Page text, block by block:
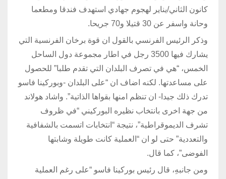
كانون الثاني/يناير لهجوم جهادي استهدف فندقا ومطعما
وحانة واسفر عن 30 قتيلا و70 جريحا.
وذكر الرئيس الفرنسي بالقول ان قوة برخان الفرنسية التي
يشارك فيها 3500 رجل في اطار مجموعة دول الساحل
الخمس، “هي في تصرف البلدان التي تقدم طلبا” للحصول
على مساعدتها. لكنه اضاف ان “على البلدان -وبوركينا فاسو
تدرك ذلك جيدا- ان تنظم امنها بقواها الذاتية”. واشاد هولاند
من جهة اخرى بانتخاب نظيره البوركيني “في ظروف
تشرف الديموقراطية”، نتيجة “انتخابات اتسمت بالشفافية
والتعددية” حتى لو ان “العملية كانت طويلة وشابتها
الفوضى”، كما قال.
ومن جانبهِ، قال رئيس بوركينا فاسو “على رغم العملية